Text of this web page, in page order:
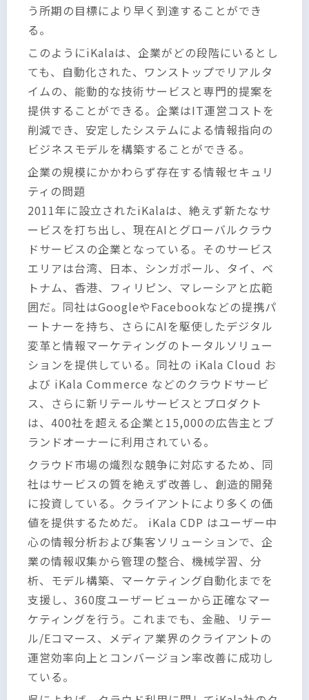
う所期の目標により早く到達することができ
る。
このようにiKalaは、企業がどの段階にいるとし
ても、自動化された、ワンストップでリアルタ
イムの、能動的な技術サービスと専門的提案を
提供することができる。企業はIT運営コストを
削減でき、安定したシステムによる情報指向の
ビジネスモデルを構築することができる。
企業の規模にかかわらず存在する情報セキュリ
ティの問題
2011年に設立されたiKalaは、絶えず新たなサ
ービスを打ち出し、現在AIとグローバルクラウ
ドサービスの企業となっている。そのサービス
エリアは台湾、日本、シンガポール、タイ、ベ
トナム、香港、フィリピン、マレーシアと広範
囲だ。同社はGoogleやFacebookなどの提携パ
ートナーを持ち、さらにAIを駆使したデジタル
変革と情報マーケティングのトータルソリュー
ションを提供している。同社の iKala Cloud お
よび iKala Commerce などのクラウドサービ
ス、さらに新リテールサービスとプロダクト
は、400社を超える企業と15,000の広告主とブ
ランドオーナーに利用されている。
クラウド市場の熾烈な競争に対応するため、同
社はサービスの質を絶えず改善し、創造的開発
に投資している。クライアントにより多くの価
値を提供するためだ。 iKala CDP はユーザー中
心の情報分析および集客ソリューションで、企
業の情報収集から管理の整合、機械学習、分
析、モデル構築、マーケティング自動化までを
支援し、360度ユーザービューから正確なマー
ケティングを行う。これまでも、金融、リテー
ル/Eコマース、メディア業界のクライアントの
運営効率向上とコンバージョン率改善に成功し
ている。